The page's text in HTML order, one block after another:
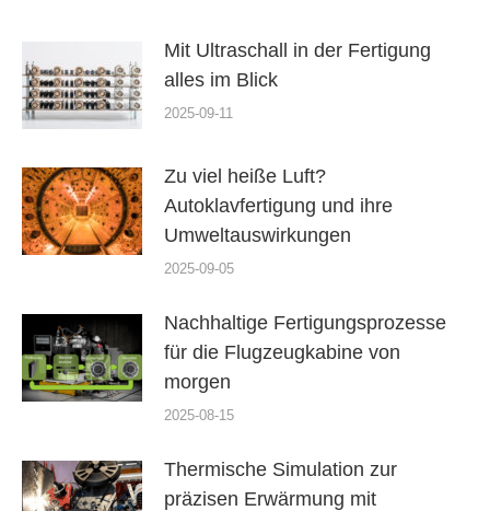
Mit Ultraschall in der Fertigung
alles im Blick
2025-09-11
Zu viel heiße Luft?
Autoklavfertigung und ihre
Umweltauswirkungen
2025-09-05
Nachhaltige Fertigungsprozesse
für die Flugzeugkabine von
morgen
2025-08-15
Thermische Simulation zur
präzisen Erwärmung mit